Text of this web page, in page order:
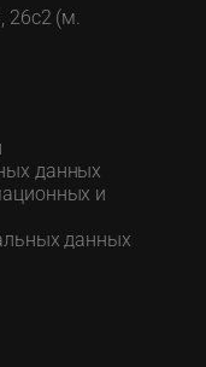
26с2 (м.
данных
и
данных